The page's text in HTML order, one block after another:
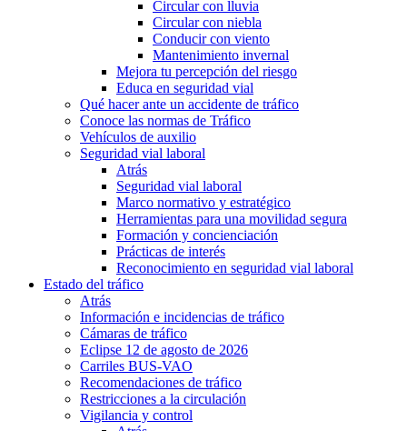
Circular con lluvia
Circular con niebla
Conducir con viento
Mantenimiento invernal
Mejora tu percepción del riesgo
Educa en seguridad vial
Qué hacer ante un accidente de tráfico
Conoce las normas de Tráfico
Vehículos de auxilio
Seguridad vial laboral
Atrás
Seguridad vial laboral
Marco normativo y estratégico
Herramientas para una movilidad segura
Formación y concienciación
Prácticas de interés
Reconocimiento en seguridad vial laboral
Estado del tráfico
Atrás
Información e incidencias de tráfico
Cámaras de tráfico
Eclipse 12 de agosto de 2026
Carriles BUS-VAO
Recomendaciones de tráfico
Restricciones a la circulación
Vigilancia y control